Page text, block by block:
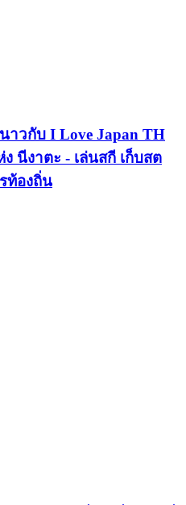
วกับ I Love Japan TH
นีงาตะ - เล่นสกี เก็บสต
ท้องถิ่น